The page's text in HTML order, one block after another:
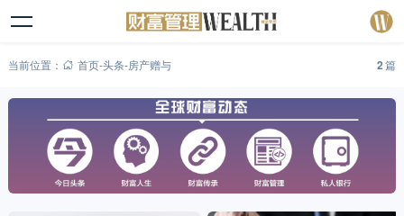
当前位置： 首页-头条-房产赠与 2篇